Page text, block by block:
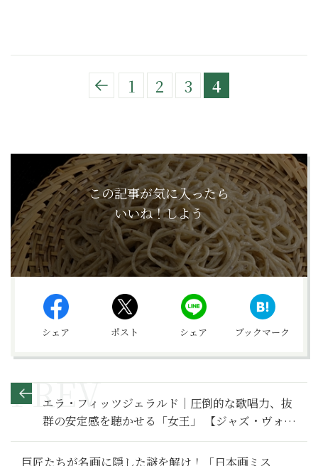
1 2 3 4
この記事が気に入ったら
いいね！しよう
シェア ポスト シェア ブックマーク
エラ・フィッツジェラルド｜圧倒的な歌唱力、抜
群の安定感を聴かせる「女王」 【ジャズ・ヴォー
カル・コレクション02】
巨匠たちが名画に隠した謎を解け！「日本画ミス